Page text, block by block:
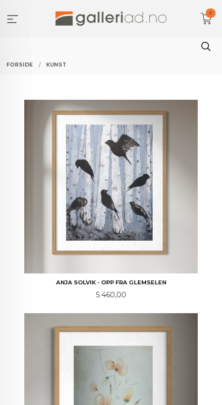
innholdet
0
FORSIDE KUNST
ANJA SOLVIK - OPP FRA GLEMSELEN
Pris
5 460,00